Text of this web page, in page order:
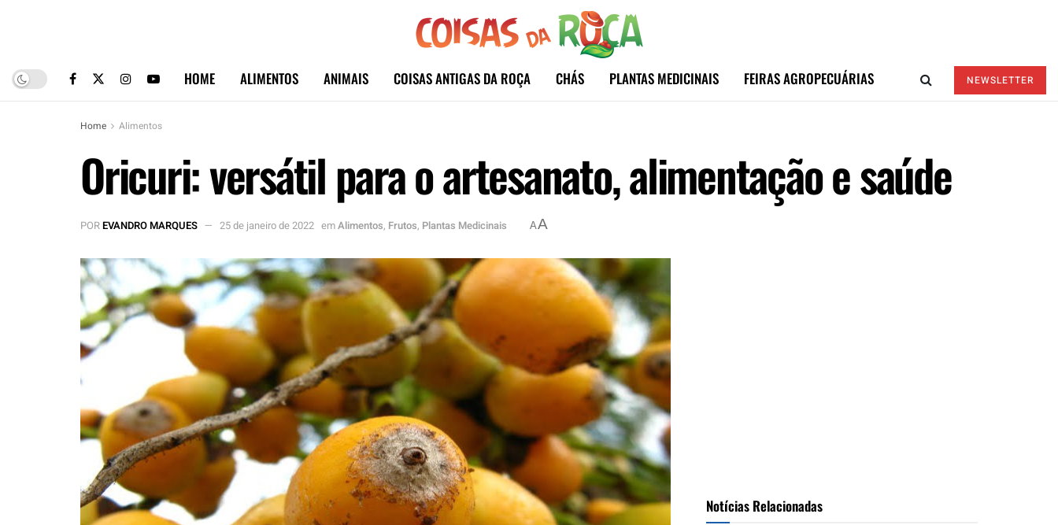
HOME ALIMENTOS ANIMAIS COISAS ANTIGAS DA ROÇA CHÁS PLANTAS MEDICINAIS FEIRAS AGROPECUÁRIAS NEWSLETTER
Home Alimentos
Oricuri: versátil para o artesanato, alimentação e saúde
POREVANDRO MARQUES 25 de janeiro de 2022 emAlimentos, Frutos, Plantas Medicinais AA
Notícias Relacionadas